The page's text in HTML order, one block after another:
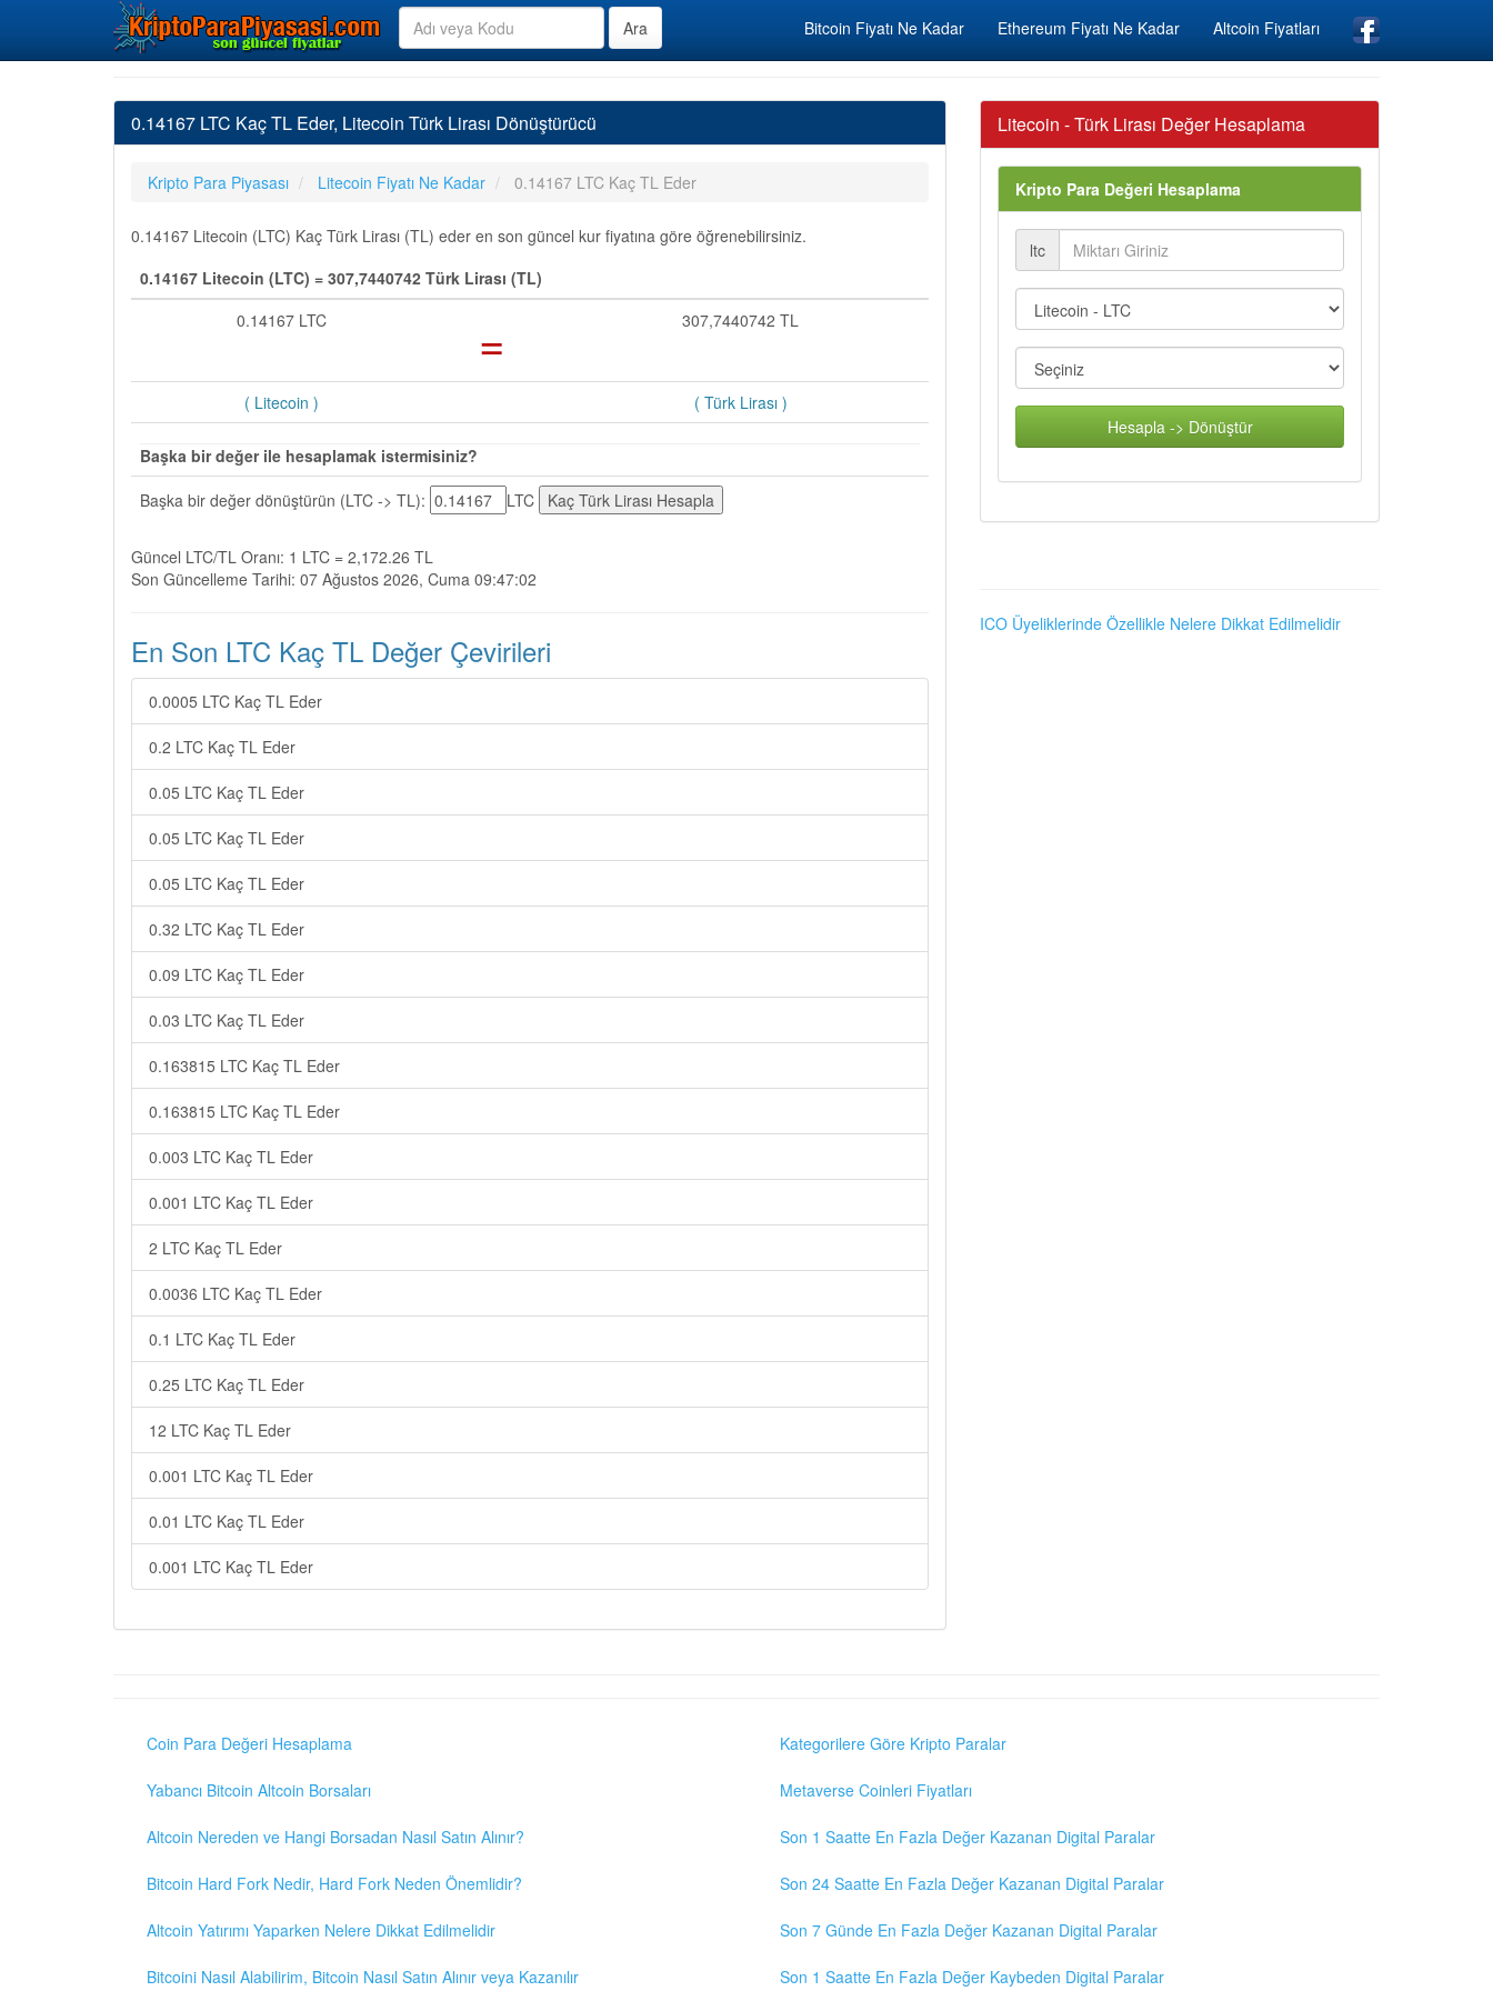
Bitcoin Fiyatı Ne Kadar Ethereum Fiyatı Ne Kadar Altcoin Fiyatları
0.14167 LTC Kaç TL Eder, Litecoin Türk Lirası Dönüştürücü
Kripto Para Piyasası Litecoin Fiyatı Ne Kadar 0.14167 LTC Kaç TL Eder
0.14167 Litecoin (LTC) Kaç Türk Lirası (TL) eder en son güncel kur fiyatına göre öğrenebilirsiniz.
0.14167 Litecoin (LTC) = 307,7440742 Türk Lirası (TL)
0.14167 LTC
= 307,7440742 TL
( Litecoin ) ( Türk Lirası )
Başka bir değer ile hesaplamak istermisiniz?
Başka bir değer dönüştürün (LTC -> TL):
LTC
Güncel LTC/TL Oranı: 1 LTC = 2,172.26 TL
Son Güncelleme Tarihi: 07 Ağustos 2026, Cuma 09:47:02
En Son LTC Kaç TL Değer Çevirileri
0.0005 LTC Kaç TL Eder
0.2 LTC Kaç TL Eder
0.05 LTC Kaç TL Eder
0.05 LTC Kaç TL Eder
0.05 LTC Kaç TL Eder
0.32 LTC Kaç TL Eder
0.09 LTC Kaç TL Eder
0.03 LTC Kaç TL Eder
0.163815 LTC Kaç TL Eder
0.163815 LTC Kaç TL Eder
0.003 LTC Kaç TL Eder
0.001 LTC Kaç TL Eder
2 LTC Kaç TL Eder
0.0036 LTC Kaç TL Eder
0.1 LTC Kaç TL Eder
0.25 LTC Kaç TL Eder
12 LTC Kaç TL Eder
0.001 LTC Kaç TL Eder
0.01 LTC Kaç TL Eder
0.001 LTC Kaç TL Eder
Litecoin - Türk Lirası Değer Hesaplama
Kripto Para Değeri Hesaplama
ltc
Hesapla -> Dönüştür
ICO Üyeliklerinde Özellikle Nelere Dikkat Edilmelidir
Coin Para Değeri Hesaplama
Yabancı Bitcoin Altcoin Borsaları
Altcoin Nereden ve Hangi Borsadan Nasıl Satın Alınır?
Bitcoin Hard Fork Nedir, Hard Fork Neden Önemlidir?
Altcoin Yatırımı Yaparken Nelere Dikkat Edilmelidir
Bitcoini Nasıl Alabilirim, Bitcoin Nasıl Satın Alınır veya Kazanılır
Kategorilere Göre Kripto Paralar
Metaverse Coinleri Fiyatları
Son 1 Saatte En Fazla Değer Kazanan Digital Paralar
Son 24 Saatte En Fazla Değer Kazanan Digital Paralar
Son 7 Günde En Fazla Değer Kazanan Digital Paralar
Son 1 Saatte En Fazla Değer Kaybeden Digital Paralar